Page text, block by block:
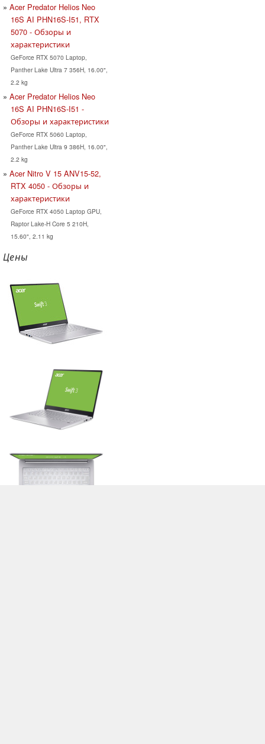
Acer Predator Helios Neo
16S AI PHN16S-I51, RTX
5070 - Обзоры и
характеристики
GeForce RTX 5070 Laptop,
Panther Lake Ultra 7 356H, 16.00",
2.2 kg
Acer Predator Helios Neo
16S AI PHN16S-I51 -
Обзоры и характеристики
GeForce RTX 5060 Laptop,
Panther Lake Ultra 9 386H, 16.00",
2.2 kg
Acer Nitro V 15 ANV15-52,
RTX 4050 - Обзоры и
характеристики
GeForce RTX 4050 Laptop GPU,
Raptor Lake-H Core 5 210H,
15.60", 2.11 kg
Цены